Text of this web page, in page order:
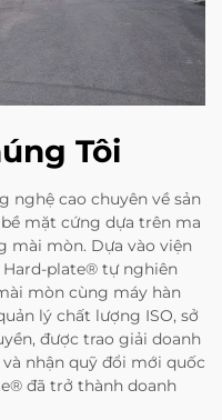
Tôi
nghệ cao chuyên về sản
mặt cứng dựa trên ma
mài mòn. Dựa vào viện
plate® tự nghiên
mòn cùng máy hàn
lý chất lượng ISO, sở
được trao giải doanh
nhận quỹ đổi mới quốc
đã trở thành doanh